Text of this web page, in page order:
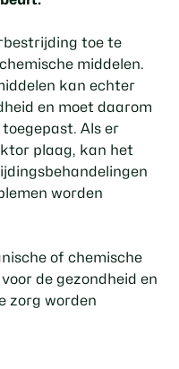
toe te
middelen.
kan echter
en moet daarom
Als er
plaag, kan het
worden
of chemische
de gezondheid en
zorg worden